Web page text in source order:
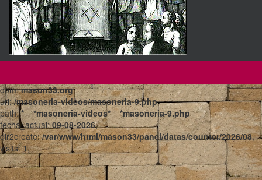
dom:mason33.org
uri:/masoneria-videos/masoneria-9.php
path:*__*masoneria-videos*__*masoneria-9.php
fecha_actual:09-08-2026,
dir2create:/var/www/html/mason33/panel/datas/counter/2026/08,
visits:1,